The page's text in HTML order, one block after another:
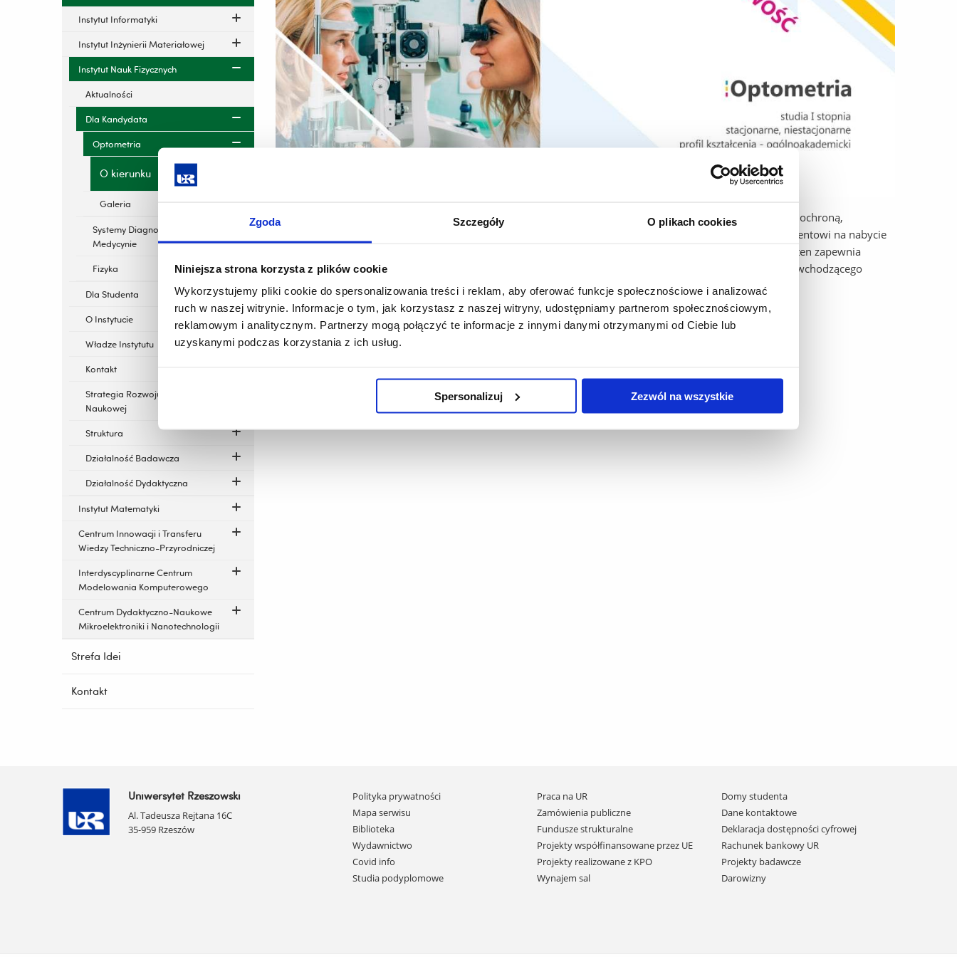
Zgoda Szczegóły O plikach cookies
Niniejsza strona korzysta z plików cookie
Wykorzystujemy pliki cookie do spersonalizowania treści i reklam, aby oferować funkcje społecznościowe i analizować
ruch w naszej witrynie. Informacje o tym, jak korzystasz z naszej witryny, udostępniamy partnerom społecznościowym,
reklamowym i analitycznym. Partnerzy mogą połączyć te informacje z innymi danymi otrzymanymi od Ciebie lub
uzyskanymi podczas korzystania z ich usług.
Spersonalizuj Zezwól na wszystkie
Instytut Informatyki
Instytut Inżynierii Materiałowej
Instytut Nauk Fizycznych
Aktualności
Dla Kandydata
Optometria
O kierunku
Galeria
Systemy Diagnostyczne w
Medycynie
Fizyka
Dla Studenta
O Instytucie
Władze Instytutu
Kontakt
Strategia Rozwoju Dyscypliny
Naukowej
Struktura
Działalność Badawcza
Działalność Dydaktyczna
Instytut Matematyki
Centrum Innowacji i Transferu
Wiedzy Techniczno-Przyrodniczej
Interdyscyplinarne Centrum
Modelowania Komputerowego
Centrum Dydaktyczno-Naukowe
Mikroelektroniki i Nanotechnologii
Strefa Idei
Kontakt
Optometria to interdyscyplinarna dziedzina wiedzy stosowanej, która zajmuje się procesem widzenia, jego ochroną,
usprawnieniem, zachowaniem i rozwojem tego procesu. Przygotowany kierunek Optometria pozwala studentowi na nabycie
szerokiej i gruntownej wiedzy z dziedziny nauk ścisłych i przyrodniczych oraz nauk medycznych. Kierunek ten zapewnia
nabycie kompetencji niezbędnych do wykonywania w przyszłości autonomicznego zawodu optometrysty, wchodzącego
w skład systemu ochrony zdrowia.
Uniwersytet Rzeszowski
Al. Tadeusza Rejtana 16C
35-959 Rzeszów
Pomiń
nawigację
i
przejdź
do
treści
Polityka prywatności
Mapa serwisu
Biblioteka
Wydawnictwo
Covid info
Studia podyplomowe
Praca na UR
Zamówienia publiczne
Fundusze strukturalne
Projekty współfinansowane przez UE
Projekty realizowane z KPO
Wynajem sal
Domy studenta
Dane kontaktowe
Deklaracja dostępności cyfrowej
Rachunek bankowy UR
Projekty badawcze
Darowizny